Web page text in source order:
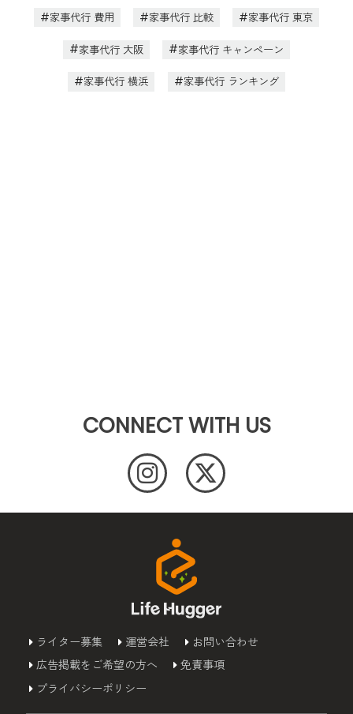
家事代行 費用 家事代行 比較 家事代行 東京
家事代行 大阪 家事代行 キャンペーン
家事代行 横浜 家事代行 ランキング
CONNECT WITH US
ライター募集 運営会社
お問い合わせ
広告掲載をご希望の方へ
免責事項
プライバシーポリシー